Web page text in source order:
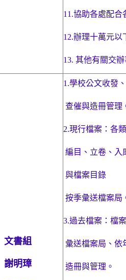
11.協助各處配合
12.辦理十萬元以
13. 其他有關交辦
文書組
謝明璋
1.學校公文收發
查催與造冊管理
2.現行檔案：各
編目、 立卷、入
與檔案目錄
按季彙送檔案局
3.過去檔案：檔
彙送檔案局、依
造冊與管理。